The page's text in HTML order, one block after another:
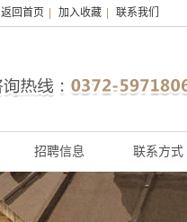
返回首页 加入收藏 联系我们
招聘信息 联系方式